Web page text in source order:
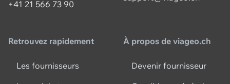
+41 21 566 73 90
Retrouvez rapidement
Les fournisseurs
À propos de viageo.ch
Devenir fournisseur